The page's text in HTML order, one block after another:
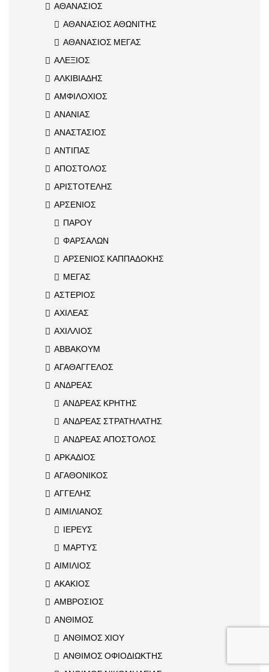
ΑΘΑΝΑΣΙΟΣ
ΑΘΑΝΑΣΙΟΣ ΑΘΩΝΙΤΗΣ
ΑΘΑΝΑΣΙΟΣ ΜΕΓΑΣ
ΑΛΕΞΙΟΣ
ΑΛΚΙΒΙΑΔΗΣ
ΑΜΦΙΛΟΧΙΟΣ
ΑΝΑΝΙΑΣ
ΑΝΑΣΤΑΣΙΟΣ
ΑΝΤΙΠΑΣ
ΑΠΟΣΤΟΛΟΣ
ΑΡΙΣΤΟΤΕΛΗΣ
ΑΡΣΕΝΙΟΣ
ΠΑΡΟΥ
ΦΑΡΣΑΛΩΝ
ΑΡΣΕΝΙΟΣ ΚΑΠΠΑΔΟΚΗΣ
ΜΕΓΑΣ
ΑΣΤΕΡΙΟΣ
ΑΧΙΛΕΑΣ
ΑΧΙΛΛΙΟΣ
ΑΒΒΑΚΟΥΜ
ΑΓΑΘΑΓΓΕΛΟΣ
ΑΝΔΡΕΑΣ
ΑΝΔΡΕΑΣ ΚΡΗΤΗΣ
ΑΝΔΡΕΑΣ ΣΤΡΑΤΗΛΑΤΗΣ
ΑΝΔΡΕΑΣ ΑΠΟΣΤΟΛΟΣ
ΑΡΚΑΔΙΟΣ
ΑΓΑΘΟΝΙΚΟΣ
ΑΓΓΕΛΗΣ
ΑΙΜΙΛΙΑΝΟΣ
ΙΕΡΕΥΣ
ΜΑΡΤΥΣ
ΑΙΜΙΛΙΟΣ
ΑΚΑΚΙΟΣ
ΑΜΒΡΟΣΙΟΣ
ΑΝΘΙΜΟΣ
ΑΝΘΙΜΟΣ ΧΙΟΥ
ΑΝΘΙΜΟΣ ΟΦΙΟΔΙΩΚΤΗΣ